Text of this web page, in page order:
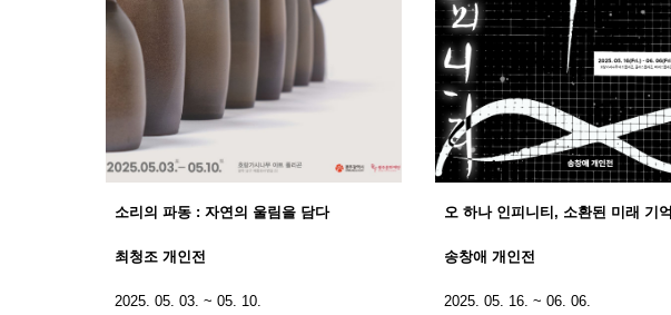
소리의 파동 : 자연의 울림을 담다
최청조 개인전
2025. 05. 03. ~ 05. 10.
오 하나 인피니티, 소환된 미래 기억
송창애 개인전
2025. 05. 16. ~ 06. 06.